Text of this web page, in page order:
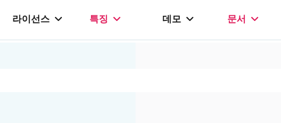
라이선스 특징 데모 문서